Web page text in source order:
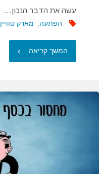
עשה את הדבר הנכון…
הפתעה, מארק טוויין
המשך קריאה "עשה
הדבר
הנכון…"